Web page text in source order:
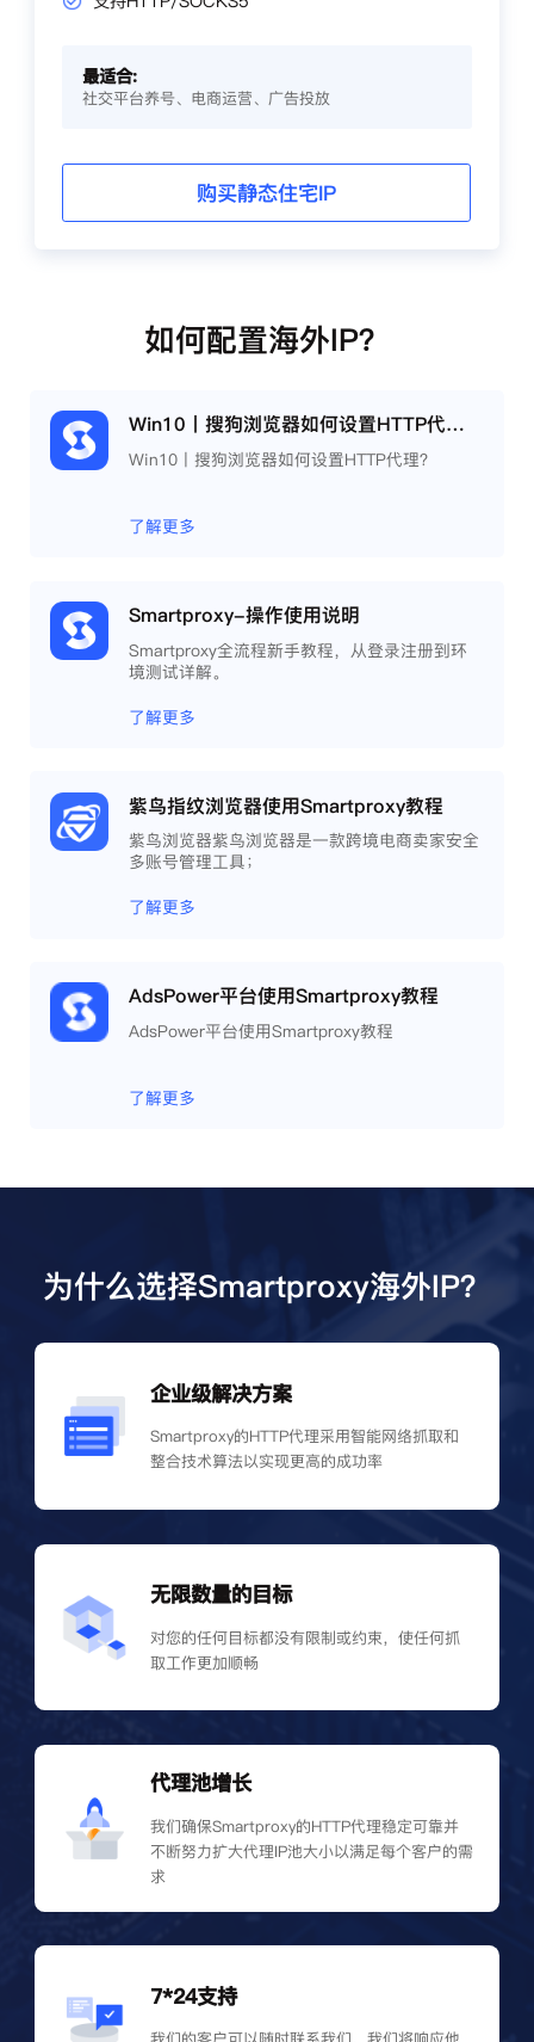
最适合:
社交平台养号、电商运营、广告投放
购买静态住宅IP
如何配置海外IP？
Win10丨搜狗浏览器如何设置HTTP代理？
Win10丨搜狗浏览器如何设置HTTP代理？
了解更多
Smartproxy-操作使用说明
Smartproxy全流程新手教程，从登录注册到环
境测试详解。
了解更多
紫鸟指纹浏览器使用Smartproxy教程
紫鸟浏览器紫鸟浏览器是一款跨境电商卖家安全
多账号管理工具；
了解更多
AdsPower平台使用Smartproxy教程
AdsPower平台使用Smartproxy教程
了解更多
为什么选择Smartproxy海外IP？
企业级解决方案
Smartproxy的HTTP代理采用智能网络抓取和
整合技术算法以实现更高的成功率
无限数量的目标
对您的任何目标都没有限制或约束，使任何抓
取工作更加顺畅
代理池增长
我们确保Smartproxy的HTTP代理稳定可靠并
不断努力扩大代理IP池大小以满足每个客户的需
求
7*24支持